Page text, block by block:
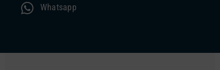
Whatsapp